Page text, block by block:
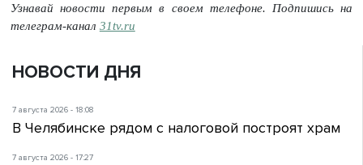
Узнавай новости первым в своем телефоне. Подпишись на
телеграм-канал 31tv.ru
НОВОСТИ ДНЯ
7 августа 2026 - 18:08
В Челябинске рядом с налоговой построят храм
7 августа 2026 - 17:27